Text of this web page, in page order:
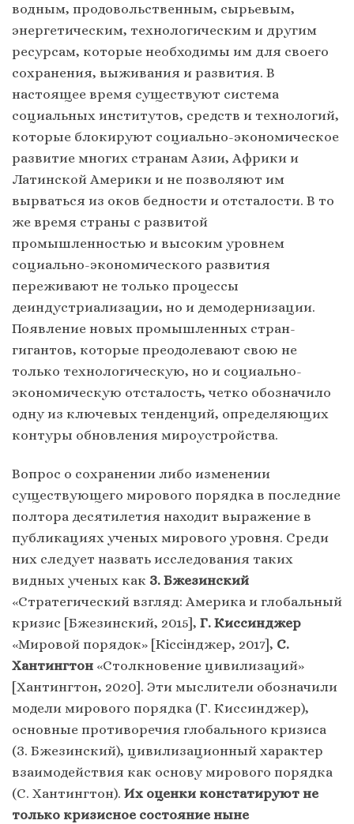
водным, продовольственным, сырьевым,
энергетическим, технологическим и другим
ресурсам, которые необходимы им для своего
сохранения, выживания и развития. В
настоящее время существуют система
социальных институтов, средств и технологий,
которые блокируют социально-экономическое
развитие многих странам Азии, Африки и
Латинской Америки и не позволяют им
вырваться из оков бедности и отсталости. В то
же время страны с развитой
промышленностью и высоким уровнем
социально-экономического развития
переживают не только процессы
деиндустриализации, но и демодернизации.
Появление новых промышленных стран-
гигантов, которые преодолевают свою не
только технологическую, но и социально-
экономическую отсталость, четко обозначило
одну из ключевых тенденций, определяющих
контуры обновления мироустройства.
Вопрос о сохранении либо изменении
существующего мирового порядка в последние
полтора десятилетия находит выражение в
публикациях ученых мирового уровня. Среди
них следует назвать исследования таких
видных ученых как З. Бжезинский
«Стратегический взгляд: Америка и глобальный
кризис [Бжезинский, 2015], Г. Киссинджер
«Мировой порядок» [Кіссінджер, 2017], С.
Хантингтон «Столкновение цивилизаций»
[Хантингтон, 2020]. Эти мыслители обозначили
модели мирового порядка (Г. Киссинджер),
основные противоречия глобального кризиса
(З. Бжезинский), цивилизационный характер
взаимодействия как основу мирового порядка
(С. Хантингтон). Их оценки констатируют не
только кризисное состояние ныне